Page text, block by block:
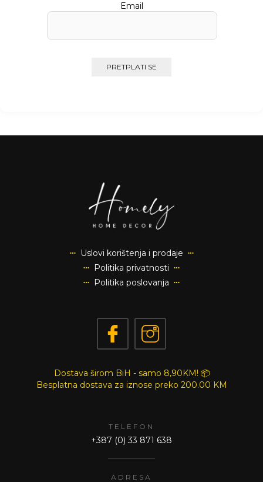
Email
Uslovi korištenja i prodaje
Politika privatnosti
Politika poslovanja
Dostava širom BiH - samo 8,90KM! 📦
Besplatna dostava za iznose preko 200.00 KM
TELEFON
+387 (0) 33 871 638
ADRESA